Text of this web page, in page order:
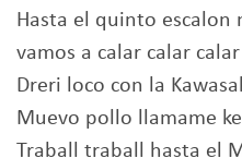
Hasta el quinto escalon
vamos a calar calar calar
Dreri loco con la
Muevo pollo llamame
Traball traball hasta el